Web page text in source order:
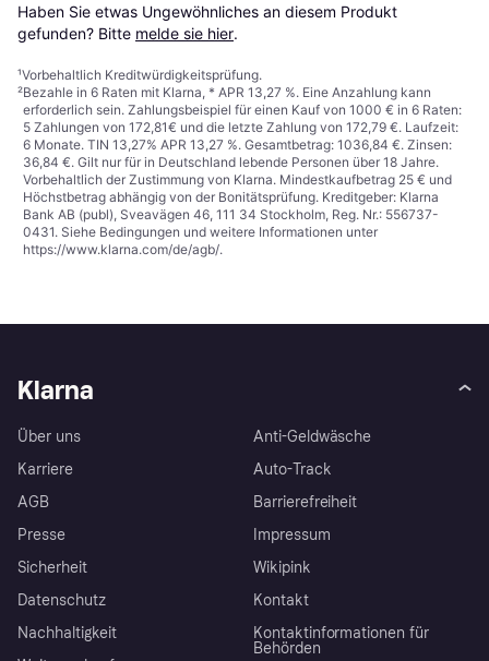
Haben Sie etwas Ungewöhnliches an diesem Produkt
gefunden? Bitte melde sie hier.
¹Vorbehaltlich Kreditwürdigkeitsprüfung.
²Bezahle in 6 Raten mit Klarna, * APR 13,27 %. Eine Anzahlung kann
erforderlich sein. Zahlungsbeispiel für einen Kauf von 1000 € in 6 Raten:
5 Zahlungen von 172,81€ und die letzte Zahlung von 172,79 €. Laufzeit:
6 Monate. TIN 13,27% APR 13,27 %. Gesamtbetrag: 1036,84 €. Zinsen:
36,84 €. Gilt nur für in Deutschland lebende Personen über 18 Jahre.
Vorbehaltlich der Zustimmung von Klarna. Mindestkaufbetrag 25 € und
Höchstbetrag abhängig von der Bonitätsprüfung. Kreditgeber: Klarna
Bank AB (publ), Sveavägen 46, 111 34 Stockholm, Reg. Nr.: 556737-
0431. Siehe Bedingungen und weitere Informationen unter
https://www.klarna.com/de/agb/.
Klarna
Über uns
Karriere
AGB
Presse
Sicherheit
Datenschutz
Nachhaltigkeit
Anti-Geldwäsche
Auto-Track
Barrierefreiheit
Impressum
Wikipink
Kontakt
Kontaktinformationen für
Behörden